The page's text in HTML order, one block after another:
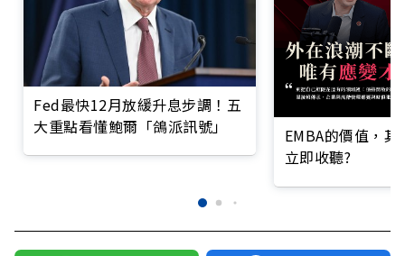
Fed最快12月放緩升息步調！五
大重點看懂鮑爾「鴿派訊號」
EMBA的價值，
立即收聽?